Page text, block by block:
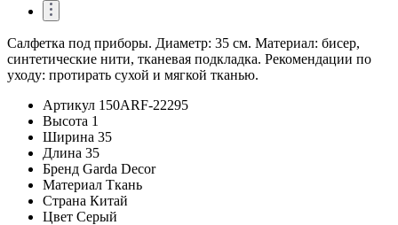
Салфетка под приборы. Диаметр: 35 см. Материал: бисер,
синтетические нити, тканевая подкладка. Рекомендации по
уходу: протирать сухой и мягкой тканью.
Артикул 150ARF-22295
Высота 1
Ширина 35
Длина 35
Бренд Garda Decor
Материал Ткань
Страна Китай
Цвет Серый